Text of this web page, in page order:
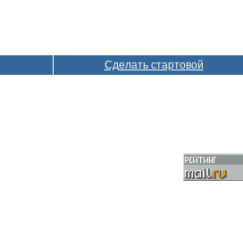
Сделать стартовой